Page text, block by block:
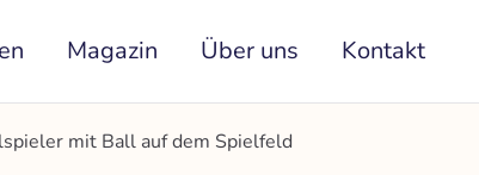
Magazin Über uns Kontakt
mit Ball auf dem Spielfeld